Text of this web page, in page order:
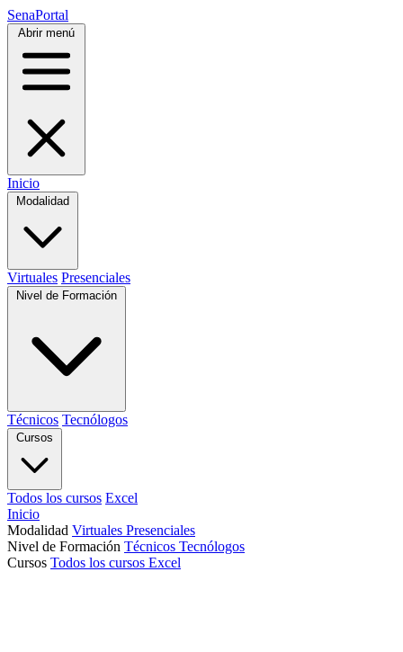
SenaPortal
Abrir menú
Inicio
Virtuales Presenciales
Técnicos Tecnólogos
Todos los cursos Excel
Inicio
Modalidad Virtuales Presenciales
Nivel de Formación Técnicos Tecnólogos
Cursos Todos los cursos Excel